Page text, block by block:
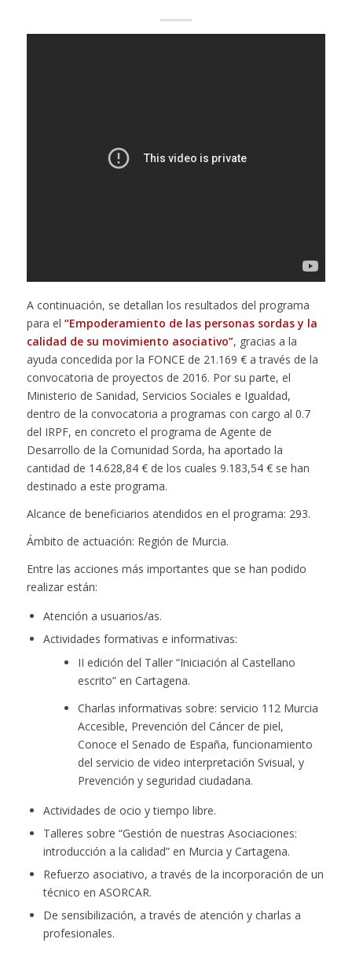
A continuación, se detallan los resultados del programa
para el “Empoderamiento de las personas sordas y la
calidad de su movimiento asociativo”, gracias a la
ayuda concedida por la FONCE de 21.169 € a través de la
convocatoria de proyectos de 2016. Por su parte, el
Ministerio de Sanidad, Servicios Sociales e Igualdad,
dentro de la convocatoria a programas con cargo al 0.7
del IRPF, en concreto el programa de Agente de
Desarrollo de la Comunidad Sorda, ha aportado la
cantidad de 14.628,84 € de los cuales 9.183,54 € se han
destinado a este programa.
Alcance de beneficiarios atendidos en el programa: 293.
Ámbito de actuación: Región de Murcia.
Entre las acciones más importantes que se han podido
realizar están:
Atención a usuarios/as.
Actividades formativas e informativas:
II edición del Taller “Iniciación al Castellano
escrito” en Cartagena.
Charlas informativas sobre: servicio 112 Murcia
Accesible, Prevención del Cáncer de piel,
Conoce el Senado de España, funcionamiento
del servicio de video interpretación Svisual, y
Prevención y seguridad ciudadana.
Actividades de ocio y tiempo libre.
Talleres sobre “Gestión de nuestras Asociaciones:
introducción a la calidad” en Murcia y Cartagena.
Refuerzo asociativo, a través de la incorporación de un
técnico en ASORCAR.
De sensibilización, a través de atención y charlas a
profesionales.